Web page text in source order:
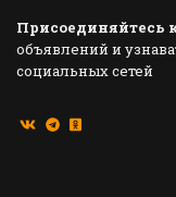
Присоединяйтесь
объявлений и
социальных сетей